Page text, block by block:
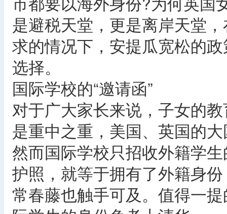
是避税天堂，更是离岸天堂
求的情况下，安提瓜宽松的
选择。
国际学校的“邀请函”
对于广大家长来说，子女的
是重中之重，美国、英国的
然而国际学校只招收外籍学
护照，就等于拥有了外籍身
常春藤也触手可及。值得一